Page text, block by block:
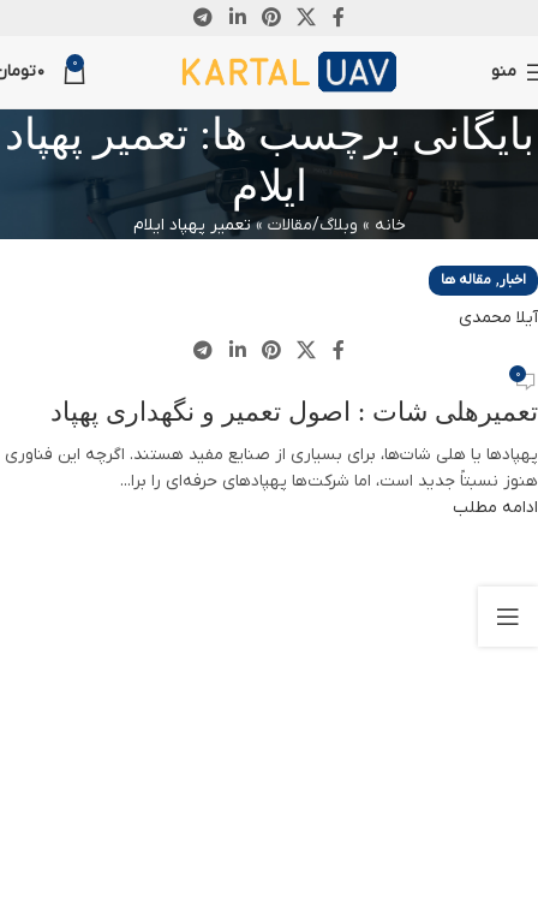
منو 0
0
بایگانی برچسب ها: تعمیر پهپاد
ایلام
خانه » وبلاگ/مقالات»تعمیر پهپاد ایلام
آگوست
اخبار, مقاله ها
آیلا محمدی
0
تعمیرهلی شات : اصول تعمیر و نگهداری پهپاد
پهپادها یا هلی شات‌ها، برای بسیاری از صنایع مفید هستند. اگرچه این فناوری
هنوز نسبتاً جدید است، اما شرکت‌ها پهپادهای حرفه‌ای را برا...
ادامه مطلب